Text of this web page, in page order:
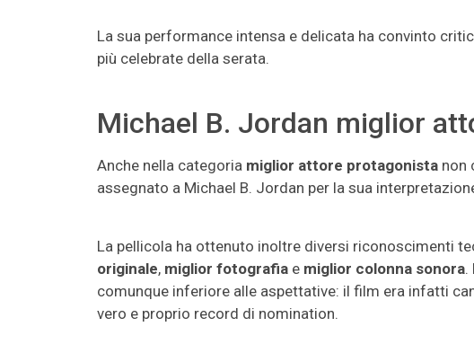
La sua performance intensa e delicata ha convinto
più celebrate della serata.
Michael B. Jordan miglior
Anche nella categoria miglior attore protagonista non
assegnato a Michael B. Jordan per la sua
La pellicola ha ottenuto inoltre diversi riconoscimenti
originale, miglior fotografia e miglior colonna sonora.
comunque inferiore alle aspettative: il film era infatti
vero e proprio record di nomination.